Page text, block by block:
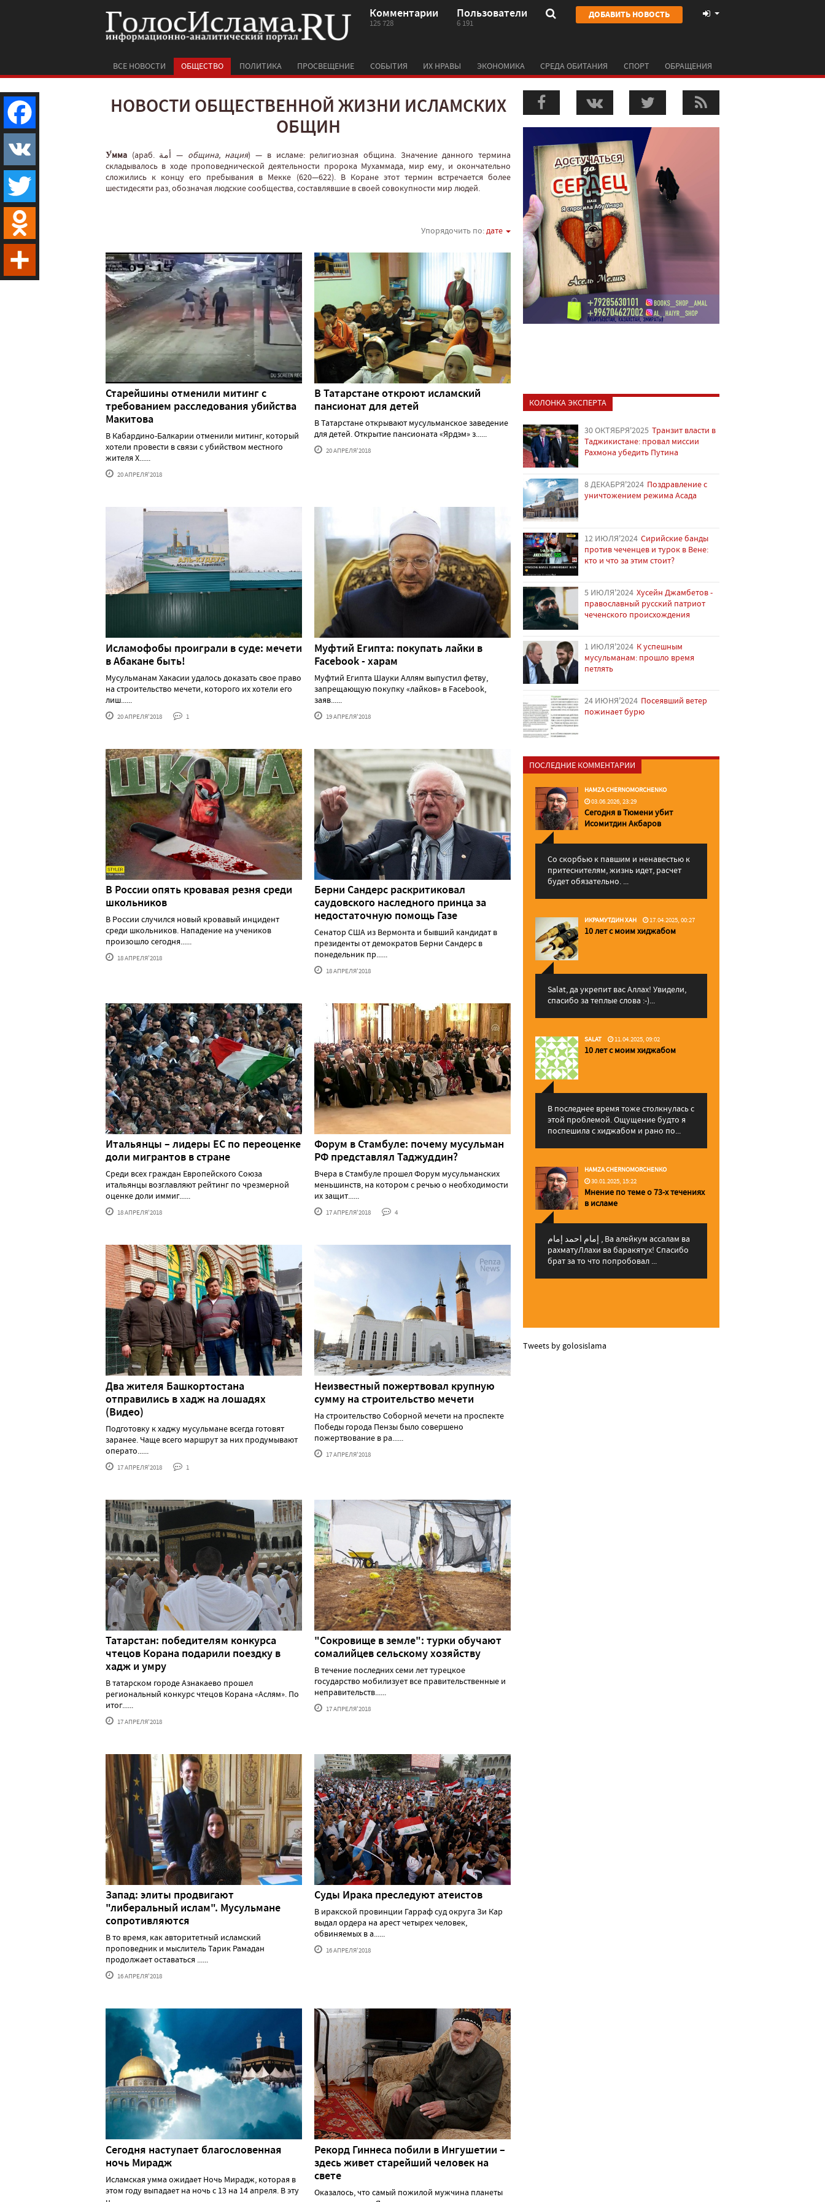
Комментарии
125 728
Пользователи
6 191
ДОБАВИТЬ НОВОСТЬ
ВСЕ НОВОСТИ ОБЩЕСТВО ПОЛИТИКА ПРОСВЕЩЕНИЕ СОБЫТИЯ ИХ НРАВЫ ЭКОНОМИКА СРЕДА ОБИТАНИЯ СПОРТ ОБРАЩЕНИЯ
НОВОСТИ ОБЩЕСТВЕННОЙ ЖИЗНИ ИСЛАМСКИХ
ОБЩИН
У́мма (араб. أمة‎‎ — община, нация‎) — в исламе: религиозная община. Значение данного термина
складывалось в ходе проповеднической деятельности пророка Мухаммада, мир ему, и окончательно
сложились к концу его пребывания в Мекке (620—622). В Коране этот термин встречается более
шестидесяти раз, обозначая людские сообщества, составлявшие в своей совокупности мир людей.
Упорядочить по:дате
Старейшины отменили митинг с
требованием расследования убийства
Макитова
В Кабардино-Балкарии отменили митинг, который
хотели провести в связи с убийством местного
жителя Х......
20 АПРЕЛЯ'2018
В Татарстане откроют исламский
пансионат для детей
В Татарстане открывают мусульманское заведение
для детей. Открытие пансионата «Ярдэм» з......
20 АПРЕЛЯ'2018
Исламофобы проиграли в суде: мечети
в Абакане быть!
Мусульманам Хакасии удалось доказать свое право
на строительство мечети, которого их хотели его
лиш......
20 АПРЕЛЯ'2018 1
Муфтий Египта: покупать лайки в
Facebook - харам
Муфтий Египта Шауки Аллям выпустил фетву,
запрещающую покупку «лайков» в Facebook,
заяв......
19 АПРЕЛЯ'2018
В России опять кровавая резня среди
школьников
В России случился новый кровавый инцидент
среди школьников. Нападение на учеников
произошло сегодня......
18 АПРЕЛЯ'2018
Берни Сандерс раскритиковал
саудовского наследного принца за
недостаточную помощь Газе
Сенатор США из Вермонта и бывший кандидат в
президенты от демократов Берни Сандерс в
понедельник пр......
18 АПРЕЛЯ'2018
Итальянцы – лидеры ЕС по переоценке
доли мигрантов в стране
Среди всех граждан Европейского Союза
итальянцы возглавляют рейтинг по чрезмерной
оценке доли иммиг......
18 АПРЕЛЯ'2018
Форум в Стамбуле: почему мусульман
РФ представлял Таджуддин?
Вчера в Стамбуле прошел Форум мусульманских
меньшинств, на котором с речью о необходимости
их защит......
17 АПРЕЛЯ'2018 4
Два жителя Башкортостана
отправились в хадж на лошадях
(Видео)
Подготовку к хаджу мусульмане всегда готовят
заранее. Чаще всего маршрут за них продумывают
операто......
17 АПРЕЛЯ'2018 1
Неизвестный пожертвовал крупную
сумму на строительство мечети
На строительство Соборной мечети на проспекте
Победы города Пензы было совершено
пожертвование в ра......
17 АПРЕЛЯ'2018
Татарстан: победителям конкурса
чтецов Корана подарили поездку в
хадж и умру
В татарском городе Азнакаево прошел
региональный конкурс чтецов Корана «Аслям». По
итог......
17 АПРЕЛЯ'2018
"Сокровище в земле": турки обучают
сомалийцев сельскому хозяйству
В течение последних семи лет турецкое
государство мобилизует все правительственные и
неправительств......
17 АПРЕЛЯ'2018
Запад: элиты продвигают
"либеральный ислам". Мусульмане
сопротивляются
В то время, как авторитетный исламский
проповедник и мыслитель Тарик Рамадан
продолжает оставаться ......
16 АПРЕЛЯ'2018
Суды Ирака преследуют атеистов
В иракской провинции Гарраф суд округа Зи Кар
выдал ордера на арест четырех человек,
обвиняемых в а......
16 АПРЕЛЯ'2018
Сегодня наступает благословенная
ночь Мирадж
Исламская умма ожидает Ночь Мирадж, которая в
этом году выпадает на ночь с 13 на 14 апреля. В эту
Рекорд Гиннеса побили в Ингушетии –
здесь живет старейший человек на
свете
Оказалось, что самый пожилой мужчина планеты
КОЛОНКА ЭКСПЕРТА
30 ОКТЯБРЯ'2025 Транзит власти в
Таджикистане: провал миссии
Рахмона убедить Путина
8 ДЕКАБРЯ'2024 Поздравление с
уничтожением режима Асада
12 ИЮЛЯ'2024 Сирийские банды
против чеченцев и турок в Вене:
кто и что за этим стоит?
5 ИЮЛЯ'2024 Хусейн Джамбетов -
православный русский патриот
чеченского происхождения
1 ИЮЛЯ'2024 К успешным
мусульманам: прошло время
петлять
24 ИЮНЯ'2024 Посеявший ветер
пожинает бурю
ПОСЛЕДНИЕ КОММЕНТАРИИ
HAMZA CHERNOMORCHENKO
03.06.2026, 23:29
Сегодня в Тюмени убит
Исомитдин Акбаров
Со скорбью к павшим и ненавестью к
притеснителям, жизнь идет, расчет
будет обязательно. ...
ИКРАМУТДИН ХАН 17.04.2025, 00:27
10 лет с моим хиджабом
Salat, да укрепит вас Аллаx! Увидели,
спасибо за теплые слова :-)...
SALAT 11.04.2025, 09:02
10 лет с моим хиджабом
В последнее время тоже столкнулась с
этой проблемой. Ощущение будто я
поспешила с хиджабом и рано по...
HAMZA CHERNOMORCHENKO
30.01.2025, 15:22
Мнение по теме о 73-х течениях
в исламе
إمام احمد إمام , Ва алейкум ассалам ва
рахматуЛлахи ва баракятух! Спасибо
брат за то что попробовал ...
Tweets by golosislama
Facebook
VK
Twitter
Odnoklassniki